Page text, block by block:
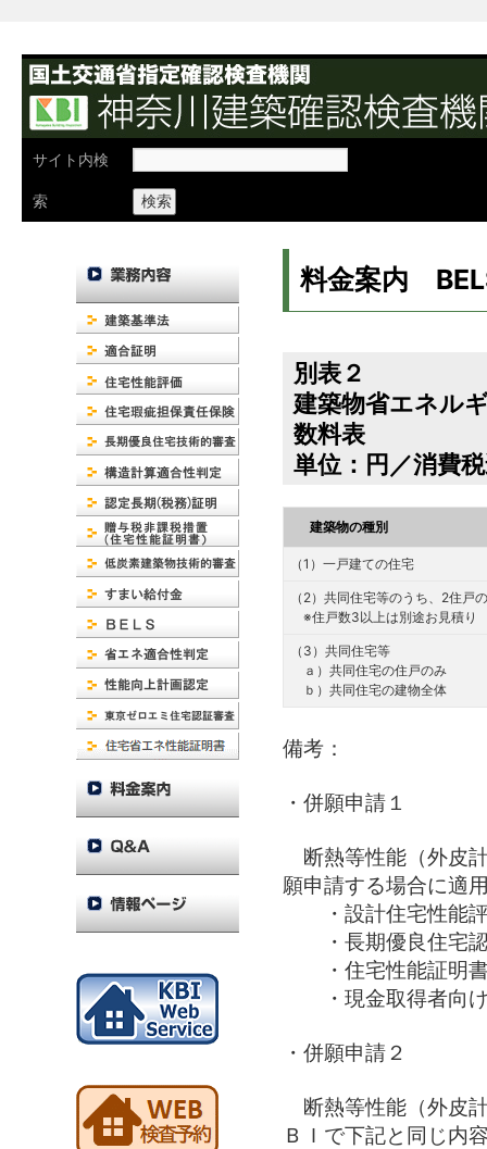
サイト内検
索 索:
料金案内
別表２
建築物省エネル
数料表
単位：円／消費
建築物の種別
（1）一戸建ての住宅
（2）共同住宅等のうち、2住戸
※住戸数3以上は別途お見積り
（3）共同住宅等
ａ）共同住宅の住戸のみ
ｂ）共同住宅の建物全体
備考：
・併願申請１
断熱等性能（外皮
願申請する場合に適
・設計住宅性能
・長期優良住宅認
・住宅性能証明書
・現金取得者向け
・併願申請２
断熱等性能（外皮
ＢＩで下記と同じ内